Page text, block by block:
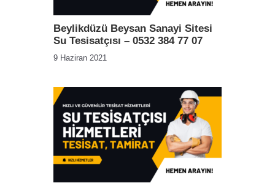
Beylikdüzü Beysan Sanayi Sitesi
Su Tesisatçısı – 0532 384 77 07
9 Haziran 2021